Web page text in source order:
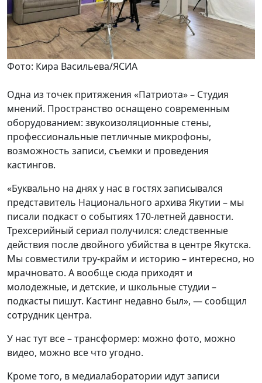
Фото: Кира Васильева/ЯСИА
Одна из точек притяжения «Патриота» – Студия
мнений. Пространство оснащено современным
оборудованием: звукоизоляционные стены,
профессиональные петличные микрофоны,
возможность записи, съемки и проведения
кастингов.
«Буквально на днях у нас в гостях записывался
представитель Национального архива Якутии – мы
писали подкаст о событиях 170-летней давности.
Трехсерийный сериал получился: следственные
действия после двойного убийства в центре Якутска.
Мы совместили тру-крайм и историю – интересно, но
мрачновато. А вообще сюда приходят и
молодежные, и детские, и школьные студии –
подкасты пишут. Кастинг недавно был», — сообщил
сотрудник центра.
У нас тут все – трансформер: можно фото, можно
видео, можно все что угодно.
Кроме того, в медиалаборатории идут записи